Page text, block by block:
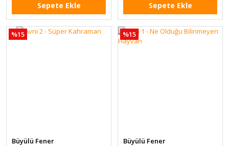
Sepete Ekle Sepete Ekle
%15
Büyülü Fener
%15
Büyülü Fener